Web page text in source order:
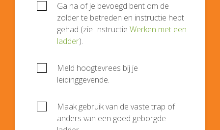
Ga na of je bevoegd bent om de
zolder te betreden en instructie hebt
gehad (zie Instructie Werken met een
ladder).
Meld hoogtevrees bij je
leidinggevende.
Maak gebruik van de vaste trap of
anders van een goed geborgde